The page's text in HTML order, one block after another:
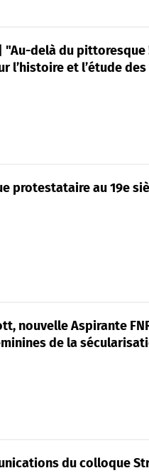
| "Au-delà du
l’histoire et l’étude
protestataire au 19e
nouvelle Aspirante
de la
du colloque